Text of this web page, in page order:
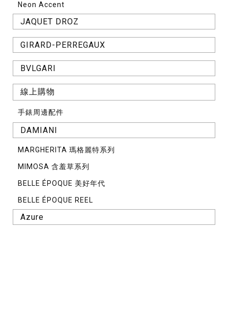
Neon Accent
JAQUET DROZ
GIRARD-PERREGAUX
BVLGARI
線上購物
手錶周邊配件
DAMIANI
MARGHERITA 瑪格麗特系列
MIMOSA 含羞草系列
BELLE ÉPOQUE 美好年代
BELLE ÉPOQUE REEL
Azure